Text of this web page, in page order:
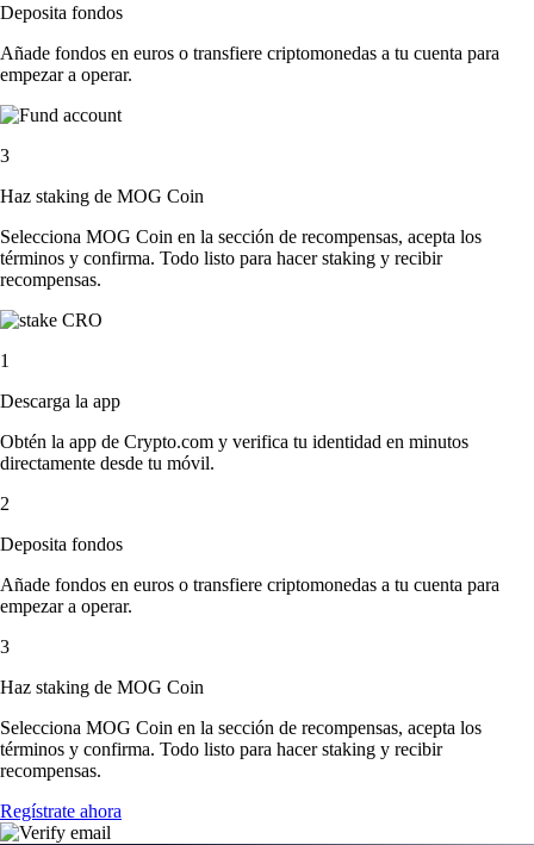
Deposita fondos
Añade fondos en euros o transfiere criptomonedas a tu cuenta para
empezar a operar.
3
Haz staking de MOG Coin
Selecciona MOG Coin en la sección de recompensas, acepta los
términos y confirma. Todo listo para hacer staking y recibir
recompensas.
1
Descarga la app
Obtén la app de Crypto.com y verifica tu identidad en minutos
directamente desde tu móvil.
2
Deposita fondos
Añade fondos en euros o transfiere criptomonedas a tu cuenta para
empezar a operar.
3
Haz staking de MOG Coin
Selecciona MOG Coin en la sección de recompensas, acepta los
términos y confirma. Todo listo para hacer staking y recibir
recompensas.
Regístrate ahora